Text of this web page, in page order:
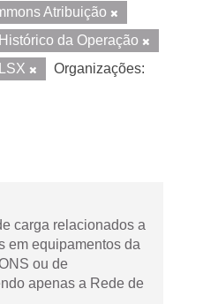
Atribuição
Histórico da Operação
Organizações:
carga relacionados a
em equipamentos da
ou de
apenas a Rede de